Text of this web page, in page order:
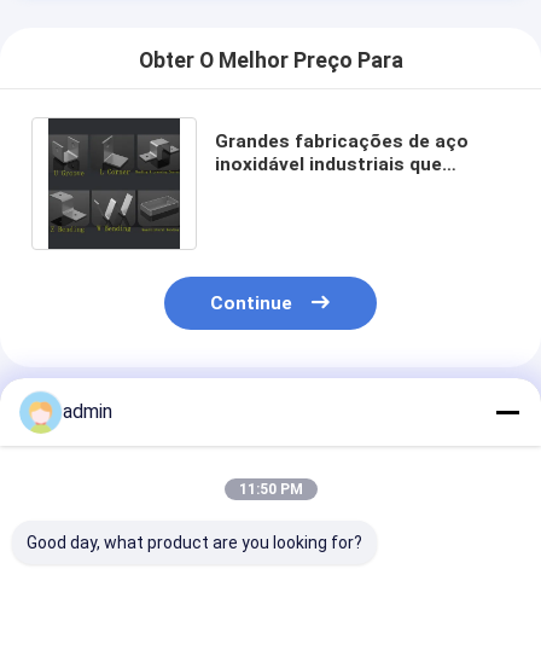
Obter O Melhor Preço Para
Grandes fabricações de aço
inoxidável industriais que
Continue
Produtos Recomendados
admin
11:50 PM
Good day, what product are you looking for?